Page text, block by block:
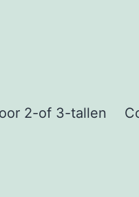
2-of 3-tallen